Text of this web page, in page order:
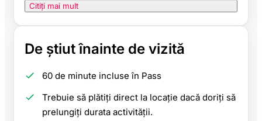
Citiți mai mult
De știut înainte de vizită
60 de minute incluse în Pass
Trebuie să plătiți direct la locație dacă doriți să
prelungiți durata activității.